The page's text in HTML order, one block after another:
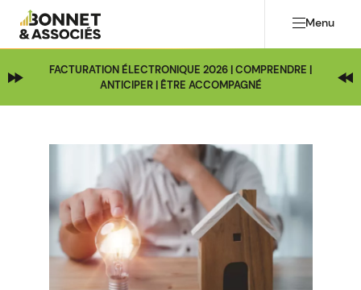
Menu
FACTURATION ÉLECTRONIQUE 2026 | COMPRENDRE |
ANTICIPER | ÊTRE ACCOMPAGNÉ